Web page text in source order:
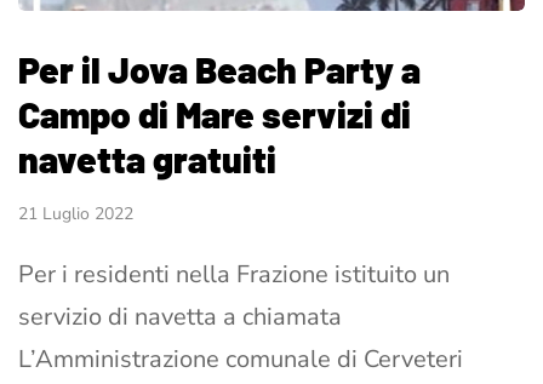
Per il Jova Beach Party a
Campo di Mare servizi di
navetta gratuiti
21 Luglio 2022
Per i residenti nella Frazione istituito un
servizio di navetta a chiamata
L’Amministrazione comunale di Cerveteri